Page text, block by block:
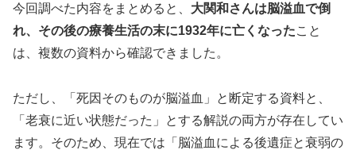
今回調べた内容をまとめると、 大関和さんは脳溢血で倒
れ、その後の療養生活の末に1932年に亡くなったこと
は、複数の資料から確認できました。
ただし、「死因そのものが脳溢血」と断定する資料と、
「老衰に近い状態だった」とする解説の両方が存在してい
ます。そのため、現在では「脳溢血による後遺症と衰弱の